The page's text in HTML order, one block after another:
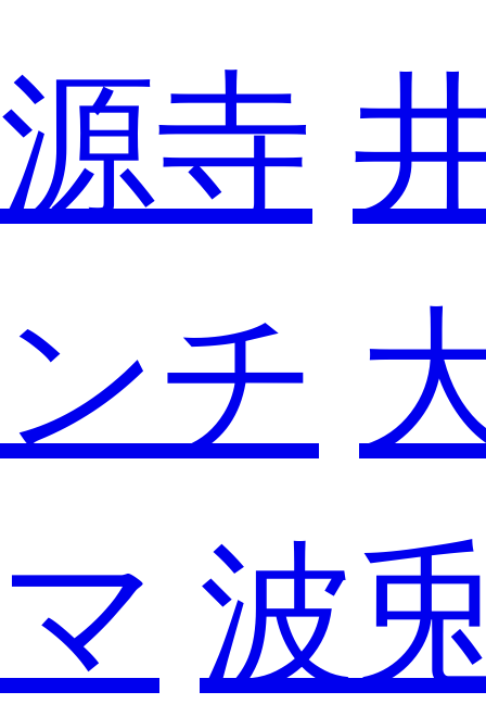
源寺
ンチ
マ 波